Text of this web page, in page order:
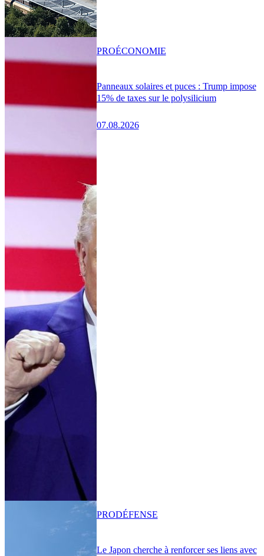
Panneaux solaires et puces : Trump impose
15% de taxes sur le polysilicium
07.08.2026
PROÉCONOMIE
Le Japon cherche à renforcer ses liens avec
PRODÉFENSE